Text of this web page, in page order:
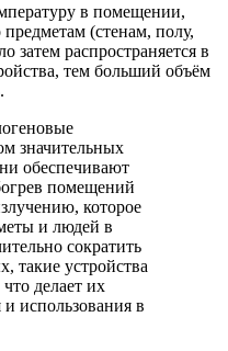
в помещении,
предметам (стенам, полу,
распространяется в
тем больший объём
значительных
обеспечивают
помещений
которое
и людей в
сократить
такие устройства
делает их
использования в